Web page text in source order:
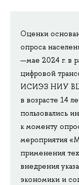
Оценки
опроса
—мае 2024 г. в
цифровой
ИСИЭЗ НИУ
в возрасте 14
пользовались
к моменту
мероприятия
применения
внедрения
экономики и